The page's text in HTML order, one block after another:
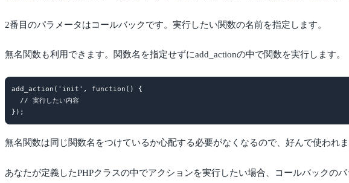
2番目のパラメータはコールバックです。実行したい関数の名前を指定します。
無名関数も利用できます。関数名を指定せずにadd_actionの中で関数を実行します。
add_action('init', function() {
  // 実行したい内容
無名関数は同じ関数名をつけているか心配する必要がなくなるので、好んで使われま
あなたが定義したPHPクラスの中でアクションを実行したい場合、コールバック